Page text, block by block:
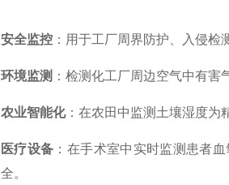
安全监控 ：用于工厂周界防护、入侵
环境监测 ：检测化工厂周边空气中有害
农业智能化：在农田中监测土壤湿度为
医疗设备 ：在手术室中实时监测患者
全。